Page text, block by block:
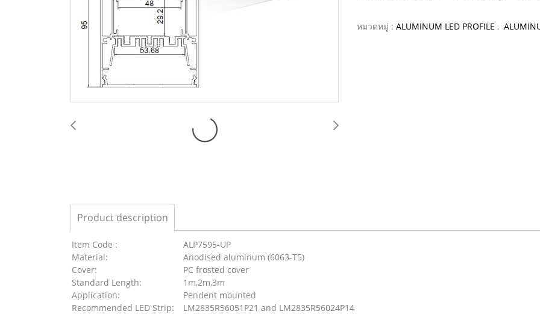
หมวดหมู่ : ALUMINUM LED PROFILE ,
Product description
Item Code :
Material:
Cover:
Standard Length:
Application:
Recommended LED Strip:
ALP7595-UP
Anodised aluminum (6063-T5)
PC frosted cover
1m,2m,3m
Pendent mounted
LM2835R56051P21 and LM2835R56024P14